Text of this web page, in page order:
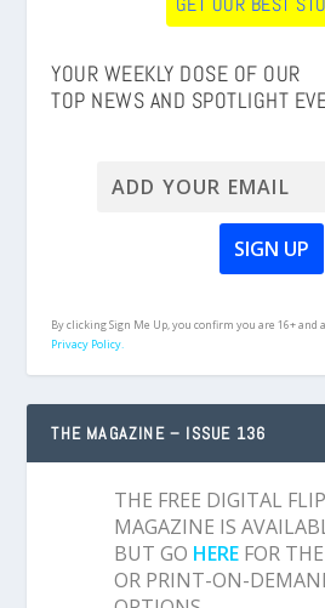
YOUR WEEKLY DOSE OF OUR
TOP NEWS AND SPOTLIGHT
By clicking Sign Me Up, you confirm you are 16+ and
Privacy Policy.
THE MAGAZINE – ISSUE 136
THE FREE DIGITAL
MAGAZINE IS
BUT GO HERE FOR
OR PRINT-ON-